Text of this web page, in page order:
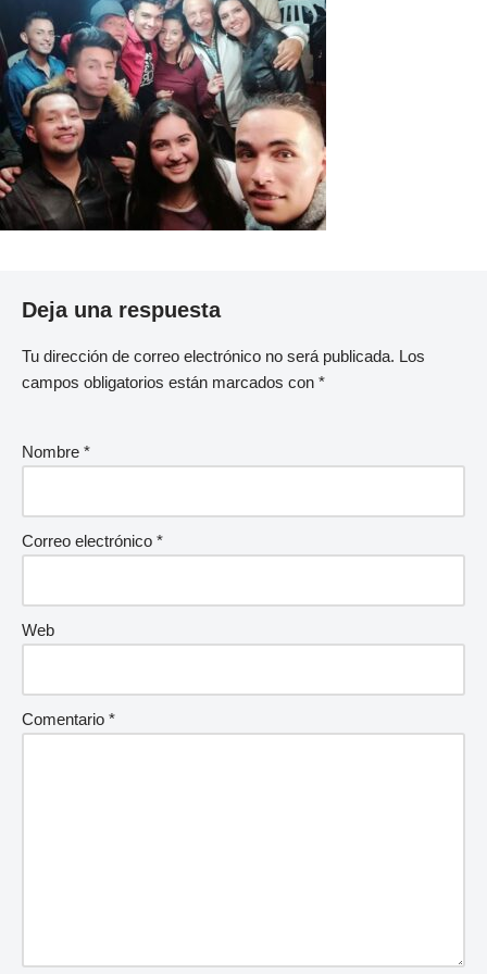
Deja una respuesta
Tu dirección de correo electrónico no será publicada. Los
campos obligatorios están marcados con *
Nombre *
Correo electrónico *
Web
Comentario *